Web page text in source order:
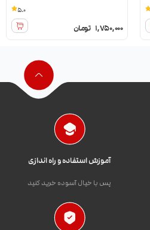
1,750,000 تومان
5.0
آموزش استفاده و راه اندازی
پس با خیال آسوده خرید کنید